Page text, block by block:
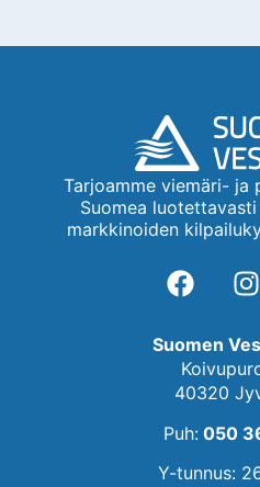
Tarjoamme viemäri- ja
Suomea
markkinoiden
Suomen
40320
Puh: 050
Y-tunnus: